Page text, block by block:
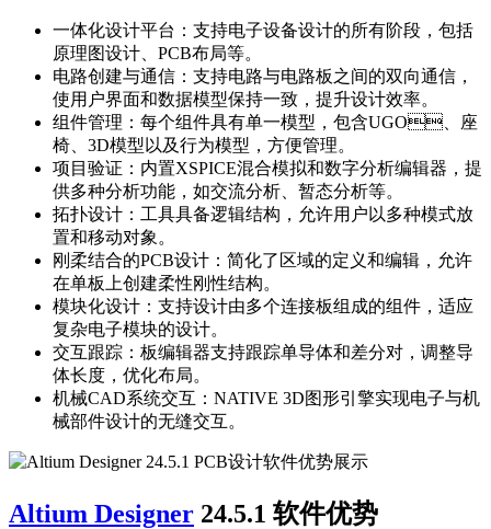
一体化设计平台：支持电子设备设计的所有阶段，包括
原理图设计、PCB布局等。
电路创建与通信：支持电路与电路板之间的双向通信，
使用户界面和数据模型保持一致，提升设计效率。
组件管理：每个组件具有单一模型，包含UGO、座
椅、3D模型以及行为模型，方便管理。
项目验证：内置XSPICE混合模拟和数字分析编辑器，提
供多种分析功能，如交流分析、暂态分析等。
拓扑设计：工具具备逻辑结构，允许用户以多种模式放
置和移动对象。
刚柔结合的PCB设计：简化了区域的定义和编辑，允许
在单板上创建柔性刚性结构。
模块化设计：支持设计由多个连接板组成的组件，适应
复杂电子模块的设计。
交互跟踪：板编辑器支持跟踪单导体和差分对，调整导
体长度，优化布局。
机械CAD系统交互：NATIVE 3D图形引擎实现电子与机
械部件设计的无缝交互。
Altium Designer 24.5.1 软件优势